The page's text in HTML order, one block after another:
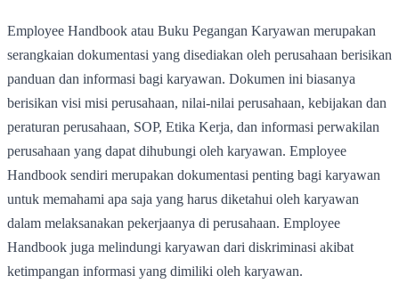
Employee Handbook atau Buku Pegangan Karyawan merupakan
serangkaian dokumentasi yang disediakan oleh perusahaan berisikan
panduan dan informasi bagi karyawan. Dokumen ini biasanya
berisikan visi misi perusahaan, nilai-nilai perusahaan, kebijakan dan
peraturan perusahaan, SOP, Etika Kerja, dan informasi perwakilan
perusahaan yang dapat dihubungi oleh karyawan. Employee
Handbook sendiri merupakan dokumentasi penting bagi karyawan
untuk memahami apa saja yang harus diketahui oleh karyawan
dalam melaksanakan pekerjaanya di perusahaan. Employee
Handbook juga melindungi karyawan dari diskriminasi akibat
ketimpangan informasi yang dimiliki oleh karyawan.